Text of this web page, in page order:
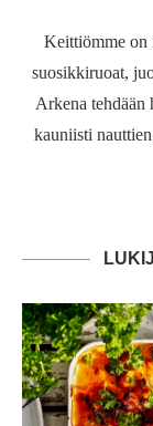
Keittiömme on
suosikkiruoat,
Arkena tehdään
kauniisti